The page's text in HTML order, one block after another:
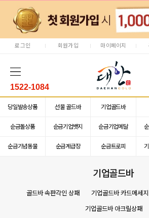
로그인 회원가입 마이페이지
1522-1084
당일발송상품 선물 골드바 기업골드바
순금돌상품 순금기업뱃지 순금기업메달
순금기념동물 순금계급장 순금트로피
기업골드바
골드바 속판각인 상패 기업골드바 카드메세지
기업골드바 아크릴상패